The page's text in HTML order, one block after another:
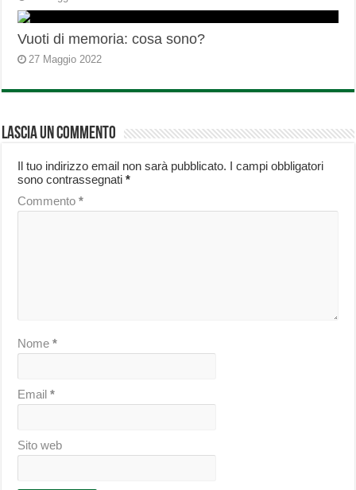
Vuoti di memoria: cosa sono?
27 Maggio 2022
Lascia un commento
Il tuo indirizzo email non sarà pubblicato. I campi obbligatori
sono contrassegnati*
Commento*
Nome*
Email*
Sito web